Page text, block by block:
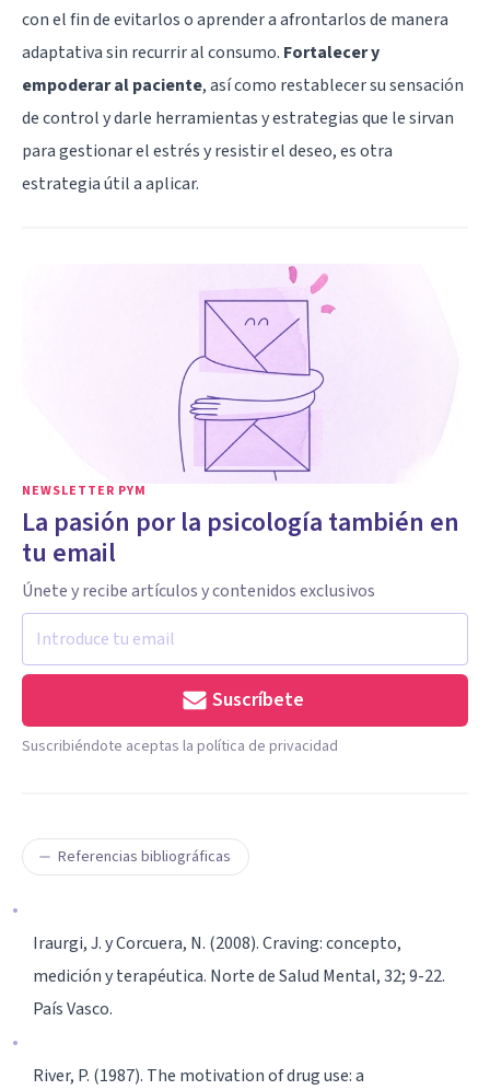
con el fin de evitarlos o aprender a afrontarlos de manera
adaptativa sin recurrir al consumo. Fortalecer y
empoderar al paciente, así como restablecer su sensación
de control y darle herramientas y estrategias que le sirvan
para gestionar el estrés y resistir el deseo, es otra
estrategia útil a aplicar.
NEWSLETTER PYM
La pasión por la psicología también en
tu email
Únete y recibe artículos y contenidos exclusivos
Suscríbete
Suscribiéndote aceptas la política de privacidad
Referencias bibliográficas
Iraurgi, J. y Corcuera, N. (2008). Craving: concepto,
medición y terapéutica. Norte de Salud Mental, 32; 9-22.
País Vasco.
River, P. (1987). The motivation of drug use: a